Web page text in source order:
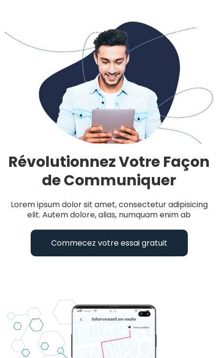
Révolutionnez Votre Façon
de Communiquer
Lorem ipsum dolor sit amet, consectetur adipisicing
elit. Autem dolore, alias, numquam enim ab
Commecez votre essai gratuit